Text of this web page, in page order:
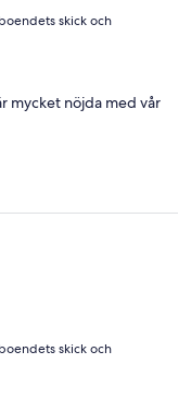
skick och
mycket nöjda med vår
skick och